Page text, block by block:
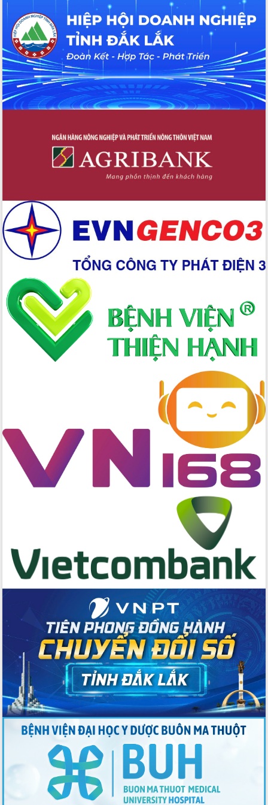
hiện nhiệm vụ quản lý tài sản công
hàng tuần
Tháo gỡ những vướng mắc, đẩy mạnh
công tác cải cách thủ tục hành chính
tại Trung tâm Phục vụ hành chính
công tỉnh
Đắk Lắk: Tôn vinh 46 giải pháp tại Hội
thi Sáng tạo Kỹ thuật 2024 - 2025
Phó Chủ tịch UBND tỉnh Đắk Lắk
Trương Công Thái kiểm tra thực địa
Dự án cao tốc Khánh Hòa - Buôn Ma
sản sống” trong dòng chảy toàn cầu
Xây dựng nông thôn mới: Nâng cao đời
sống người dân từ những mô hình thiết
Quyết liệt tháo gỡ vướng mắc, đẩy
nhanh tiến độ các dự án trọng điểm
trong Khu kinh tế Nam Phú Yên
Hòn Yến phát triển du lịch gắn với bảo
tồn biển
Lấy ý kiến điều chỉnh Quy hoạch tỉnh
Đắk Lắk thời kỳ 2021-2030, tầm nhìn
đến năm 2050
Phát động chiến dịch 30 ngày đêm
II/2026
Đắk Lắk ký kết thỏa thuận hợp tác về
chuyển đổi số giai đoạn 2026 – 2030
với Tập đoàn Bưu chính Viễn thông
Việt Nam
liệu và Bản đồ số
Tập huấn ứng dụng trí tuệ nhân tạo (AI)
trong thương mại điện tử năm 2026
Đoàn đại biểu Quốc hội tỉnh Đắk Lắk
trao đổi thông tin trước Kỳ họp thứ
nhất, Quốc hội khóa XVI
Quyết liệt cải cách hành chính, khơi
thông nguồn lực phát triển
Nâng cao hiệu lực, hiệu quả HĐND
tỉnh thông qua hiện đại hóa hành chính
Xã Ea Phê gắn cải cách hành chính với
chuyển đổi số
Phó Chủ tịch Thường trực UBND tỉnh
Hồ Thị Nguyên Thảo làm việc tại Trung
tâm Phục vụ hành chính công xã Ea
Xây dựng nền hành chính số đồng
hành cùng nông dân dân, doanh nghiệp
Giai đoạn 2026-2030, Đắk Lắk phấn